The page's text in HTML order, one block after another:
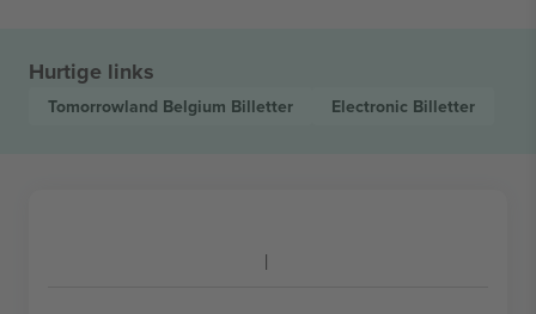
Hurtige links
Tomorrowland Belgium Billetter Electronic Billetter